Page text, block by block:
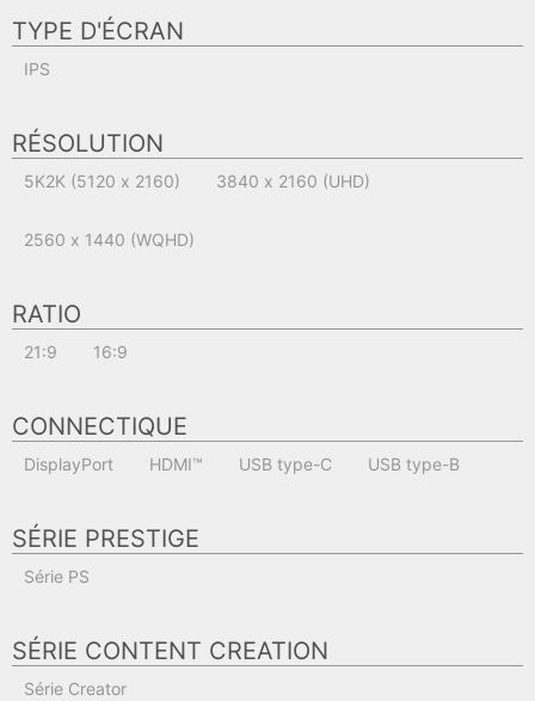
TYPE D'ÉCRAN
IPS
RÉSOLUTION
5K2K (5120 x 2160) 3840 x 2160 (UHD)
2560 x 1440 (WQHD)
RATIO
21:9 16:9
CONNECTIQUE
DisplayPort HDMI™ USB type-C USB type-B
SÉRIE PRESTIGE
Série PS
SÉRIE CONTENT CREATION
Série Creator